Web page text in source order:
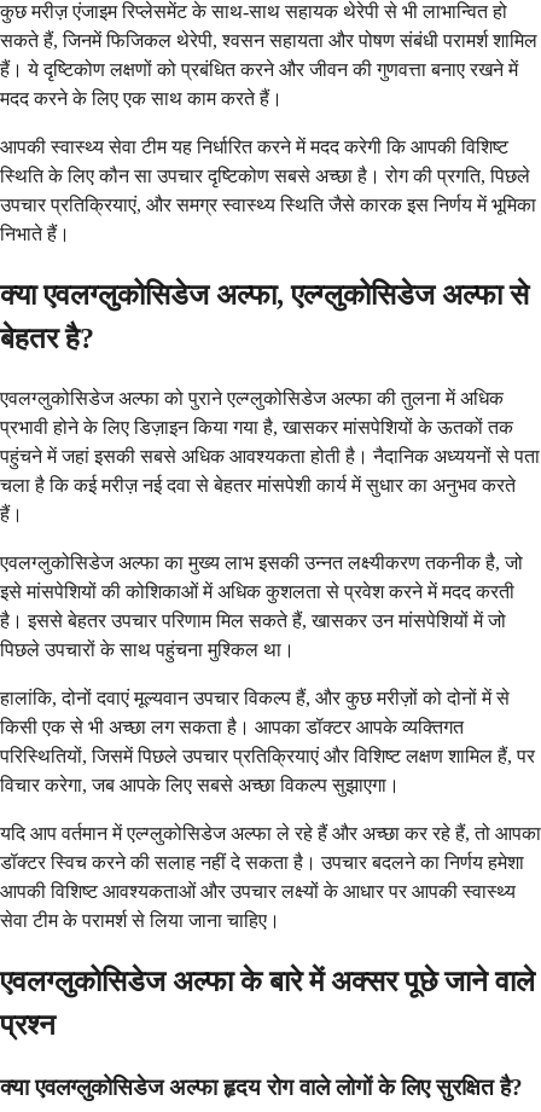
कुछ मरीज़ एंजाइम रिप्लेसमेंट के साथ-साथ सहायक थेरेपी से भी लाभान्वित हो
सकते हैं, जिनमें फिजिकल थेरेपी, श्वसन सहायता और पोषण संबंधी परामर्श शामिल
हैं। ये दृष्टिकोण लक्षणों को प्रबंधित करने और जीवन की गुणवत्ता बनाए रखने में
मदद करने के लिए एक साथ काम करते हैं।
आपकी स्वास्थ्य सेवा टीम यह निर्धारित करने में मदद करेगी कि आपकी विशिष्ट
स्थिति के लिए कौन सा उपचार दृष्टिकोण सबसे अच्छा है। रोग की प्रगति, पिछले
उपचार प्रतिक्रियाएं, और समग्र स्वास्थ्य स्थिति जैसे कारक इस निर्णय में भूमिका
निभाते हैं।
क्या एवलग्लुकोसिडेज अल्फा, एल्ग्लुकोसिडेज अल्फा से
बेहतर है?
एवलग्लुकोसिडेज अल्फा को पुराने एल्ग्लुकोसिडेज अल्फा की तुलना में अधिक
प्रभावी होने के लिए डिज़ाइन किया गया है, खासकर मांसपेशियों के ऊतकों तक
पहुंचने में जहां इसकी सबसे अधिक आवश्यकता होती है। नैदानिक अध्ययनों से पता
चला है कि कई मरीज़ नई दवा से बेहतर मांसपेशी कार्य में सुधार का अनुभव करते
हैं।
एवलग्लुकोसिडेज अल्फा का मुख्य लाभ इसकी उन्नत लक्ष्यीकरण तकनीक है, जो
इसे मांसपेशियों की कोशिकाओं में अधिक कुशलता से प्रवेश करने में मदद करती
है। इससे बेहतर उपचार परिणाम मिल सकते हैं, खासकर उन मांसपेशियों में जो
पिछले उपचारों के साथ पहुंचना मुश्किल था।
हालांकि, दोनों दवाएं मूल्यवान उपचार विकल्प हैं, और कुछ मरीज़ों को दोनों में से
किसी एक से भी अच्छा लग सकता है। आपका डॉक्टर आपके व्यक्तिगत
परिस्थितियों, जिसमें पिछले उपचार प्रतिक्रियाएं और विशिष्ट लक्षण शामिल हैं, पर
विचार करेगा, जब आपके लिए सबसे अच्छा विकल्प सुझाएगा।
यदि आप वर्तमान में एल्ग्लुकोसिडेज अल्फा ले रहे हैं और अच्छा कर रहे हैं, तो आपका
डॉक्टर स्विच करने की सलाह नहीं दे सकता है। उपचार बदलने का निर्णय हमेशा
आपकी विशिष्ट आवश्यकताओं और उपचार लक्ष्यों के आधार पर आपकी स्वास्थ्य
सेवा टीम के परामर्श से लिया जाना चाहिए।
एवलग्लुकोसिडेज अल्फा के बारे में अक्सर पूछे जाने वाले
प्रश्न
क्या एवलग्लुकोसिडेज अल्फा हृदय रोग वाले लोगों के लिए सुरक्षित है?